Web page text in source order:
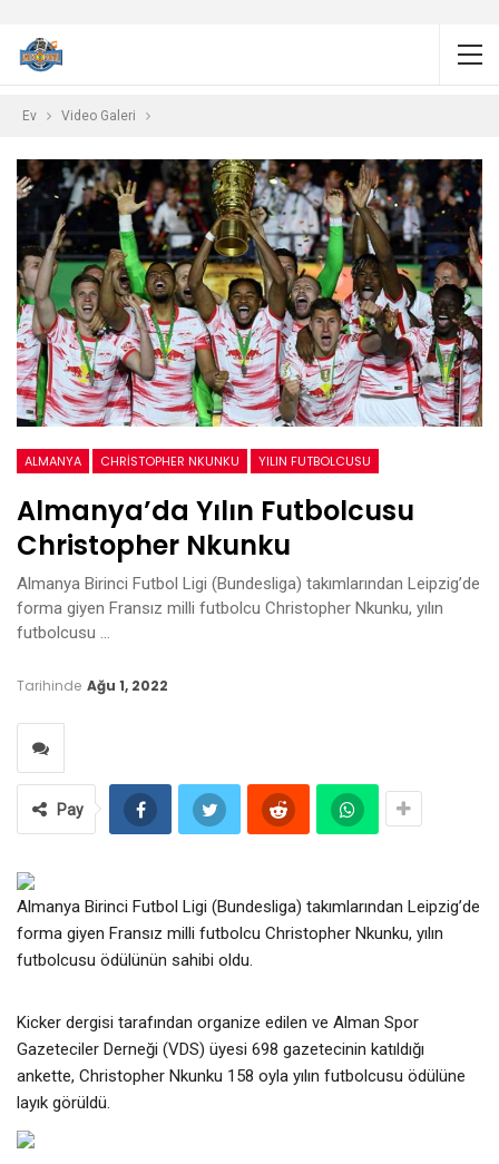
Ev Video Galeri
ALMANYA CHRISTOPHER NKUNKU YILIN FUTBOLCUSU
Almanya’da Yılın Futbolcusu
Christopher Nkunku
Almanya Birinci Futbol Ligi (Bundesliga) takımlarından Leipzig’de
forma giyen Fransız milli futbolcu Christopher Nkunku, yılın
futbolcusu …
Tarihinde Ağu 1, 2022
Pay
Almanya Birinci Futbol Ligi (Bundesliga) takımlarından Leipzig’de
forma giyen Fransız milli futbolcu Christopher Nkunku, yılın
futbolcusu ödülünün sahibi oldu.
Kicker dergisi tarafından organize edilen ve Alman Spor
Gazeteciler Derneği (VDS) üyesi 698 gazetecinin katıldığı
ankette, Christopher Nkunku 158 oyla yılın futbolcusu ödülüne
layık görüldü.